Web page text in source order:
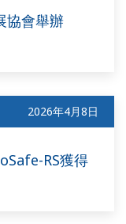
協會舉辦
2026年4月8日
RS獲得